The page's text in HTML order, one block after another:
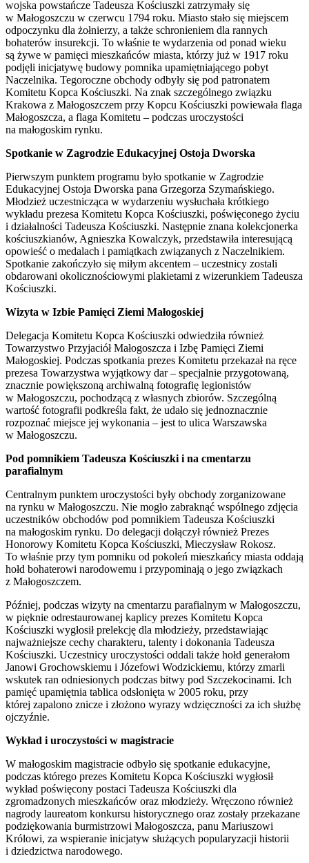
wojska powstańcze Tadeusza Kościuszki zatrzymały się
w Małogoszczu w czerwcu 1794 roku. Miasto stało się miejscem
odpoczynku dla żołnierzy, a także schronieniem dla rannych
bohaterów insurekcji. To właśnie te wydarzenia od ponad wieku
są żywe w pamięci mieszkańców miasta, którzy już w 1917 roku
podjęli inicjatywę budowy pomnika upamiętniającego pobyt
Naczelnika. Tegoroczne obchody odbyły się pod patronatem
Komitetu Kopca Kościuszki. Na znak szczególnego związku
Krakowa z Małogoszczem przy Kopcu Kościuszki powiewała flaga
Małogoszcza, a flaga Komitetu – podczas uroczystości
na małogoskim rynku.
Spotkanie w Zagrodzie Edukacyjnej Ostoja Dworska
Pierwszym punktem programu było spotkanie w Zagrodzie
Edukacyjnej Ostoja Dworska pana Grzegorza Szymańskiego.
Młodzież uczestnicząca w wydarzeniu wysłuchała krótkiego
wykładu prezesa Komitetu Kopca Kościuszki, poświęconego życiu
i działalności Tadeusza Kościuszki. Następnie znana kolekcjonerka
kościuszkianów, Agnieszka Kowalczyk, przedstawiła interesującą
opowieść o medalach i pamiątkach związanych z Naczelnikiem.
Spotkanie zakończyło się miłym akcentem – uczestnicy zostali
obdarowani okolicznościowymi plakietami z wizerunkiem Tadeusza
Kościuszki.
Wizyta w Izbie Pamięci Ziemi Małogoskiej
Delegacja Komitetu Kopca Kościuszki odwiedziła również
Towarzystwo Przyjaciół Małogoszcza i Izbę Pamięci Ziemi
Małogoskiej. Podczas spotkania prezes Komitetu przekazał na ręce
prezesa Towarzystwa wyjątkowy dar – specjalnie przygotowaną,
znacznie powiększoną archiwalną fotografię legionistów
w Małogoszczu, pochodzącą z własnych zbiorów. Szczególną
wartość fotografii podkreśla fakt, że udało się jednoznacznie
rozpoznać miejsce jej wykonania – jest to ulica Warszawska
w Małogoszczu.
Pod pomnikiem Tadeusza Kościuszki i na cmentarzu
parafialnym
Centralnym punktem uroczystości były obchody zorganizowane
na rynku w Małogoszczu. Nie mogło zabraknąć wspólnego zdjęcia
uczestników obchodów pod pomnikiem Tadeusza Kościuszki
na małogoskim rynku. Do delegacji dołączył również Prezes
Honorowy Komitetu Kopca Kościuszki, Mieczysław Rokosz.
To właśnie przy tym pomniku od pokoleń mieszkańcy miasta oddają
hołd bohaterowi narodowemu i przypominają o jego związkach
z Małogoszczem.
Później, podczas wizyty na cmentarzu parafialnym w Małogoszczu,
w pięknie odrestaurowanej kaplicy prezes Komitetu Kopca
Kościuszki wygłosił prelekcję dla młodzieży, przedstawiając
najważniejsze cechy charakteru, talenty i dokonania Tadeusza
Kościuszki. Uczestnicy uroczystości oddali także hołd generałom
Janowi Grochowskiemu i Józefowi Wodzickiemu, którzy zmarli
wskutek ran odniesionych podczas bitwy pod Szczekocinami. Ich
pamięć upamiętnia tablica odsłonięta w 2005 roku, przy
której zapalono znicze i złożono wyrazy wdzięczności za ich służbę
ojczyźnie.
Wykład i uroczystości w magistracie
W małogoskim magistracie odbyło się spotkanie edukacyjne,
podczas którego prezes Komitetu Kopca Kościuszki wygłosił
wykład poświęcony postaci Tadeusza Kościuszki dla
zgromadzonych mieszkańców oraz młodzieży. Wręczono również
nagrody laureatom konkursu historycznego oraz zostały przekazane
podziękowania burmistrzowi Małogoszcza, panu Mariuszowi
Królowi, za wspieranie inicjatyw służących popularyzacji historii
i dziedzictwa narodowego.